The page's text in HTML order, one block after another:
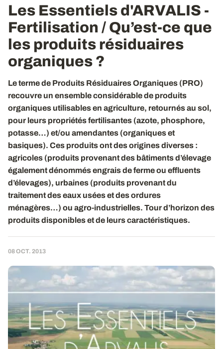
Les Essentiels d'ARVALIS -
Fertilisation / Qu’est-ce que
les produits résiduaires
organiques ?
Le terme de Produits Résiduaires Organiques (PRO)
recouvre un ensemble considérable de produits
organiques utilisables en agriculture, retournés au sol,
pour leurs propriétés fertilisantes (azote, phosphore,
potasse…) et/ou amendantes (organiques et
basiques). Ces produits ont des origines diverses :
agricoles (produits provenant des bâtiments d’élevage
également dénommés engrais de ferme ou effluents
d’élevages), urbaines (produits provenant du
traitement des eaux usées et des ordures
ménagères…) ou agro-industrielles. Tour d’horizon des
produits disponibles et de leurs caractéristiques.
08 OCT. 2013